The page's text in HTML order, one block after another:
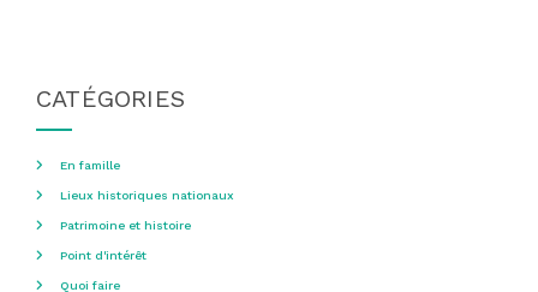
CATÉGORIES
En famille
Lieux historiques nationaux
Patrimoine et histoire
Point d'intérêt
Quoi faire